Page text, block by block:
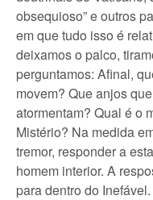
obsequioso” e outros
em que tudo isso é
deixamos o palco,
perguntamos: Afinal,
movem? Que anjos
atormentam? Qual é o
Mistério? Na medida
tremor, responder a
homem interior. A
para dentro do Inefável.